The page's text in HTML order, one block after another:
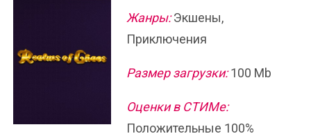
Жанры:Экшены,
Приключения
Размер загрузки:100 Mb
Оценки в СТИМе:
Положительные 100%